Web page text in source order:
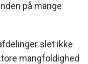
på mange
slet ikke
mangfoldighed